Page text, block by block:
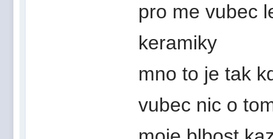
pro me vubec
keramiky
mno to je tak
vubec nic o